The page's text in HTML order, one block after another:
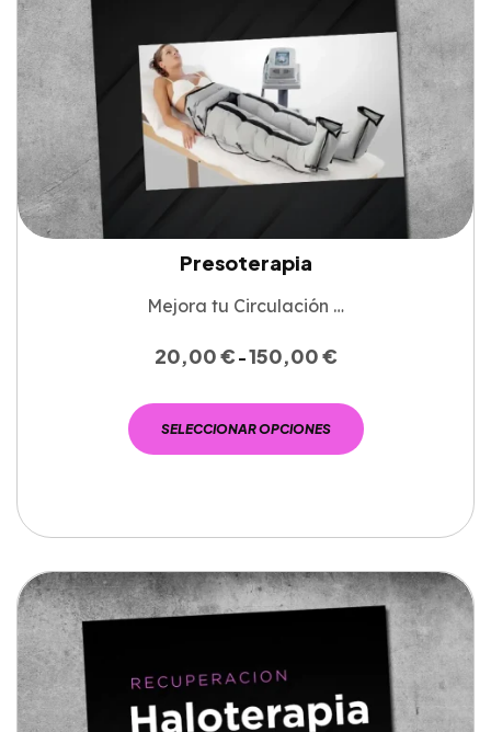
Presoterapia
Mejora tu Circulación …
20,00€ -150,00€
SELECCIONAR OPCIONES